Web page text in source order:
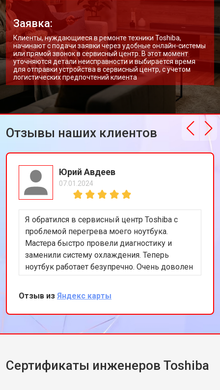
Заявка:
Клиенты, нуждающиеся в ремонте техники Toshiba,
начинают с подачи заявки через удобные онлайн-системы
или прямой звонок в сервисный центр. В этот момент
уточняются детали неисправности и выбирается время
для отправки устройства в сервисный центр, с учетом
логистических предпочтений клиента
Отзывы наших клиентов
Юрий Авдеев
07.01.2024
Я обратился в сервисный центр Toshiba с
проблемой перегрева моего ноутбука.
Мастера быстро провели диагностику и
заменили систему охлаждения. Теперь
ноутбук работает безупречно. Очень доволен
качеством обслуживания и
профессионализмом команды.
Отзыв из Яндекс карты
Сертификаты инженеров Toshiba